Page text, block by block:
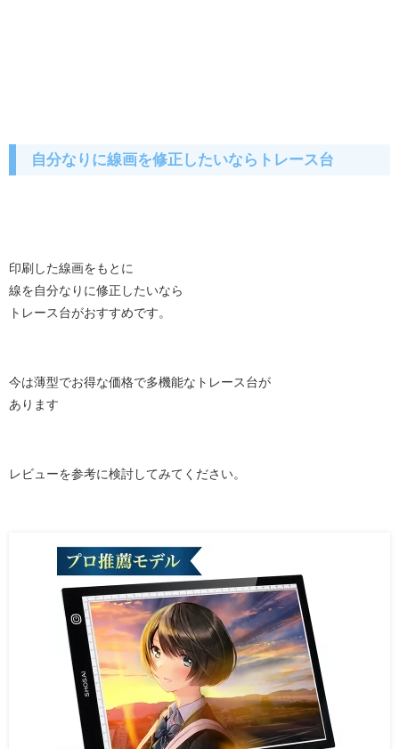
自分なりに線画を修正したいならトレース台
印刷した線画をもとに
線を自分なりに修正したいなら
トレース台がおすすめです。
今は薄型でお得な価格で多機能なトレース台が
あります
レビューを参考に検討してみてください。